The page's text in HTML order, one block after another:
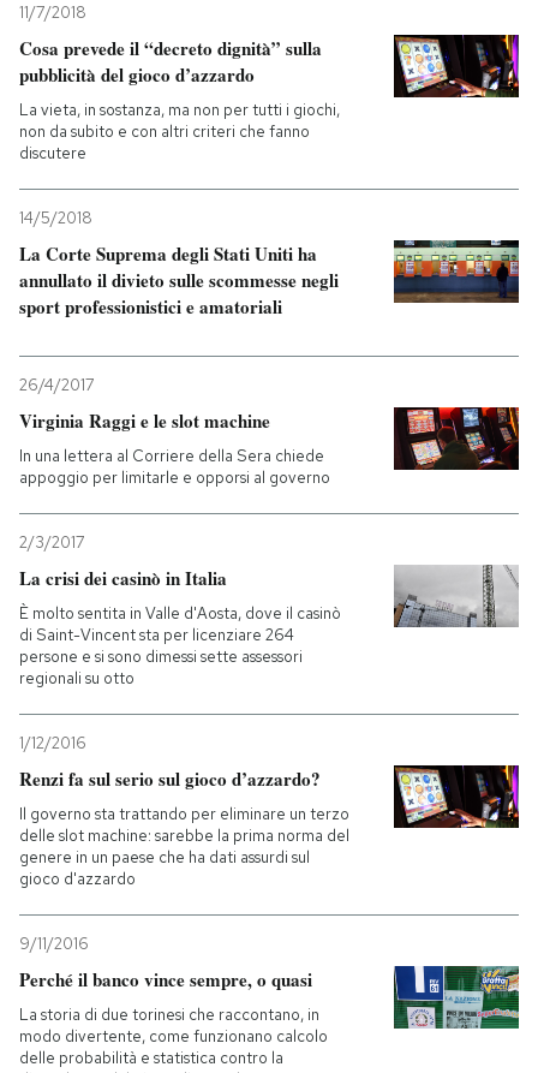
11/7/2018
Cosa prevede il “decreto dignità” sulla
pubblicità del gioco d’azzardo
La vieta, in sostanza, ma non per tutti i giochi,
non da subito e con altri criteri che fanno
discutere
14/5/2018
La Corte Suprema degli Stati Uniti ha
annullato il divieto sulle scommesse negli
sport professionistici e amatoriali
26/4/2017
Virginia Raggi e le slot machine
In una lettera al Corriere della Sera chiede
appoggio per limitarle e opporsi al governo
2/3/2017
La crisi dei casinò in Italia
È molto sentita in Valle d'Aosta, dove il casinò
di Saint-Vincent sta per licenziare 264
persone e si sono dimessi sette assessori
regionali su otto
1/12/2016
Renzi fa sul serio sul gioco d’azzardo?
Il governo sta trattando per eliminare un terzo
delle slot machine: sarebbe la prima norma del
genere in un paese che ha dati assurdi sul
gioco d'azzardo
9/11/2016
Perché il banco vince sempre, o quasi
La storia di due torinesi che raccontano, in
modo divertente, come funzionano calcolo
delle probabilità e statistica contro la